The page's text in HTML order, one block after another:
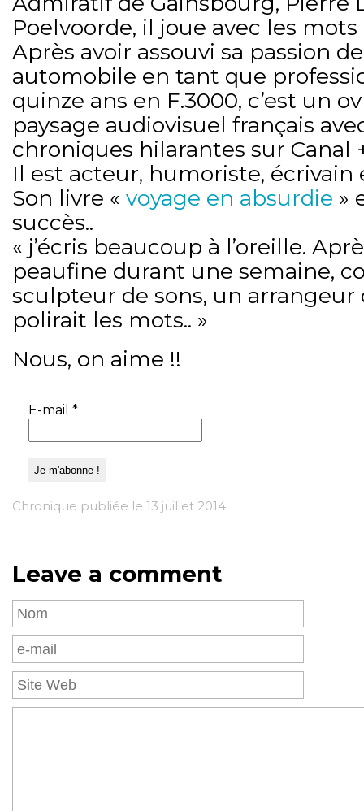
Poelvoorde, il joue avec les
Après avoir assouvi sa passion
automobile en tant que
quinze ans en F.3000, c’est un
paysage audiovisuel français
chroniques hilarantes sur Canal
Il est acteur, humoriste,
Son livre « voyage en absurdie »
succès..
« j’écris beaucoup à l’oreille.
peaufine durant une semaine,
sculpteur de sons, un
polirait les mots.. »
Nous, on aime !!
E-mail *
Chronique publiée le 13 juillet 2014
Leave a comment